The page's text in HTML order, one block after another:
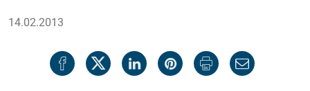
14.02.2013